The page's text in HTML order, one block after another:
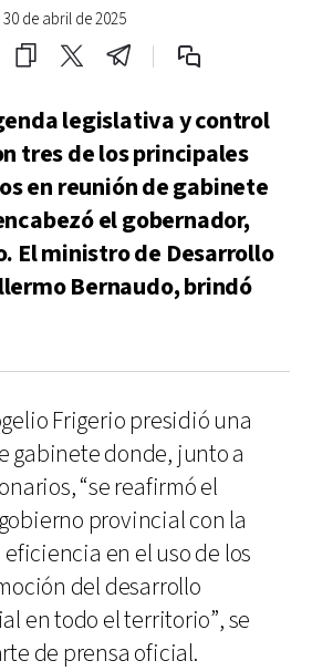
30 de abril de 2025
legislativa y control
tres de los principales
en reunión de gabinete
el gobernador,
El ministro de Desarrollo
Bernaudo, brindó
Frigerio presidió una
gabinete donde, junto a
“se reafirmó el
provincial con la
en el uso de los
del desarrollo
en todo el territorio”, se
de prensa oficial.